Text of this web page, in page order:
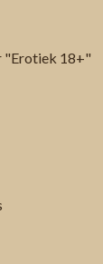
"Erotiek 18+"